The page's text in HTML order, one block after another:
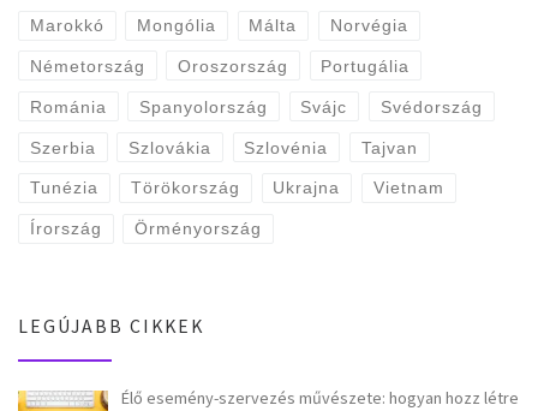
Marokkó Mongólia Málta Norvégia
Németország Oroszország Portugália
Románia Spanyolország Svájc Svédország
Szerbia Szlovákia Szlovénia Tajvan
Tunézia Törökország Ukrajna Vietnam
Írország Örményország
LEGÚJABB CIKKEK
Élő esemény-szervezés művészete: hogyan hozz létre